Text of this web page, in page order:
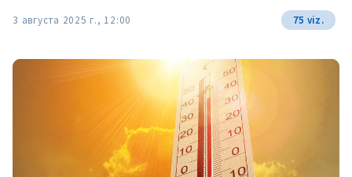
Выборы 2025
3 августа 2025 г., 12:00 75 viz.